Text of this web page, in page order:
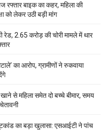
रफ्तार बाइक का कहर, महिला की
को लेकर उठी बड़ी मांग
2.65 करोड़ की चोरी मामले में थार
का आरोप, ग्रामीणों ने रुकवाया
से महिला समेत दो बच्चे बीमार, समय
का बड़ा खुलासा: एसआईटी ने पांच